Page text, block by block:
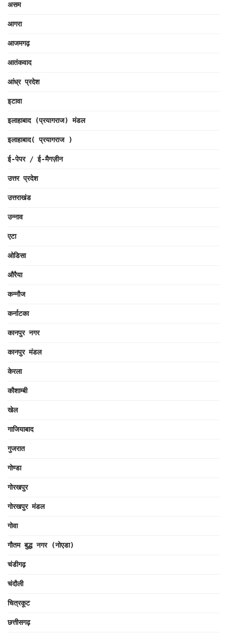
असम
आगरा
आजमगढ़
आतंकवाद
आंध्र प्रदेश
इटावा
इलाहाबाद (प्रयागराज) मंडल
इलाहाबाद( प्रयागराज )
ई-पेपर / ई-मैगज़ीन
उत्तर प्रदेश
उत्तराखंड
उन्नाव
एटा
ओडिसा
औरैया
कन्नौज
कर्नाटका
कानपुर नगर
कानपुर मंडल
केरला
कौशाम्बी
खेल
गाजियाबाद
गुजरात
गोण्डा
गोरखपुर
गोरखपुर मंडल
गोवा
गौतम बुद्ध नगर (नोएडा)
चंडीगढ़
चंदौली
चित्रकूट
छत्तीसगढ़